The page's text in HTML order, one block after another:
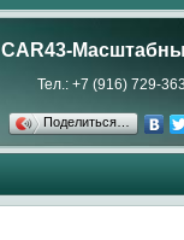
CAR43-
Тел.: +7 (916) 729-
Поделиться…